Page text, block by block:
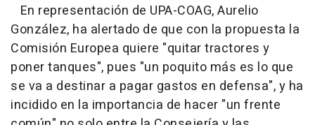
En representación de UPA-COAG, Aurelio
González, ha alertado de que con la propuesta la
Comisión Europea quiere "quitar tractores y
poner tanques", pues "un poquito más es lo que
se va a destinar a pagar gastos en defensa", y ha
incidido en la importancia de hacer "un frente